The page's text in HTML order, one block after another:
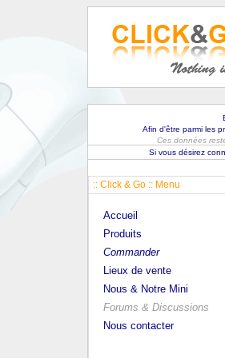
Afin d'être parmi les
Ces données
Si vous désirez
:: Click & Go :: Menu
Accueil
Produits
Commander
Lieux de vente
Nous & Notre Mini
Forums & Discussions
Nous contacter